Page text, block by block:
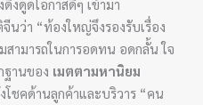
ดึงดูดโอกาสดีๆ เข้ามา
นว่า “ท้องใหญ่จึงรองรับเรื่อง
สามารถในการอดทน อดกลั้น ใจ
ฐานของ เมตตามหานิยม
โชคด้านลูกค้าและบริวาร “คน